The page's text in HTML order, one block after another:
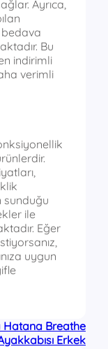
Ayrıca,
Bu
indirimli
verimli
sunduğu
ile
Eğer
uygun
Hatana Breathe
Erkek